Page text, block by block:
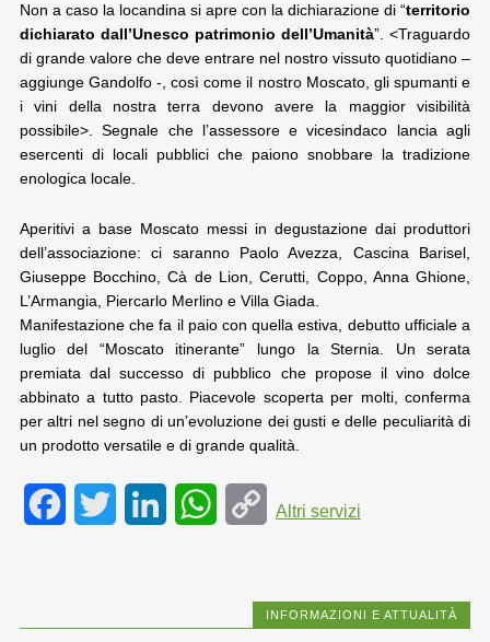
Non a caso la locandina si apre con la dichiarazione di “territorio
dichiarato dall’Unesco patrimonio dell’Umanità”. <Traguardo
di grande valore che deve entrare nel nostro vissuto quotidiano –
aggiunge Gandolfo -, così come il nostro Moscato, gli spumanti e
i vini della nostra terra devono avere la maggior visibilità
possibile>. Segnale che l’assessore e vicesindaco lancia agli
esercenti di locali pubblici che paiono snobbare la tradizione
enologica locale.
Aperitivi a base Moscato messi in degustazione dai produttori
dell’associazione: ci saranno Paolo Avezza, Cascina Barisel,
Giuseppe Bocchino, Cà de Lion, Cerutti, Coppo, Anna Ghione,
L’Armangia, Piercarlo Merlino e Villa Giada.
Manifestazione che fa il paio con quella estiva, debutto ufficiale a
luglio del “Moscato itinerante” lungo la Sternia. Un serata
premiata dal successo di pubblico che propose il vino dolce
abbinato a tutto pasto. Piacevole scoperta per molti, conferma
per altri nel segno di un’evoluzione dei gusti e delle peculiarità di
un prodotto versatile e di grande qualità.
e t k t
C
y
Altri servizi
INFORMAZIONI E ATTUALITÀ